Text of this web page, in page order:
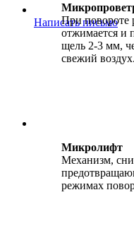
Написать письмо
При повороте
отжимается и
щель 2-3 мм,
свежий воздух.
Микролифт
Механизм,
режимах